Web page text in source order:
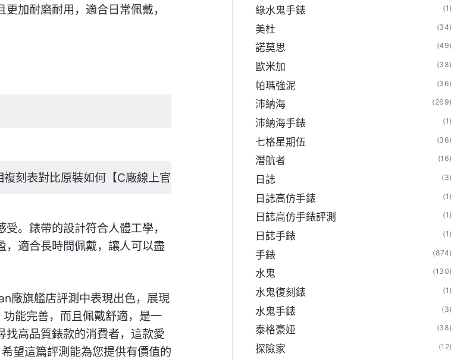
加耐磨耐用，適合日常佩戴，
刻表對比原裝如何【C廠線上官方旗艦店】
。錶帶的設計符合人體工學，
，適合長時間佩戴，讓人可以盡
廠旗艦店評測中表現出色，展現
能完善，而且佩戴舒適，是一
高品質錶款的消費者，這款愛
望這篇評測能為您提供有價值的
綠水鬼手錶
美杜
諾莫思
歐米加
帕瑪強泥
沛納海
沛納海手錶
七格星期伍
潛航者
日誌
日誌高仿手錶
日誌高仿手錶評測
日誌手錶
手錶
水鬼
水鬼復刻錶
水鬼手錶
泰格豪娅
探險家